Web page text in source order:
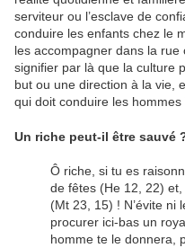
serviteur ou l’esclave de
conduire les enfants chez le
les accompagner dans la
signifier par là que la culture
but ou une direction à la vie,
qui doit conduire les hommes
Un riche peut-il être sauvé
Ô riche, si tu es
de fêtes (He 12, 22)
(Mt 23, 15) ! N’évite ni
procurer ici-bas un
homme te le donnera,